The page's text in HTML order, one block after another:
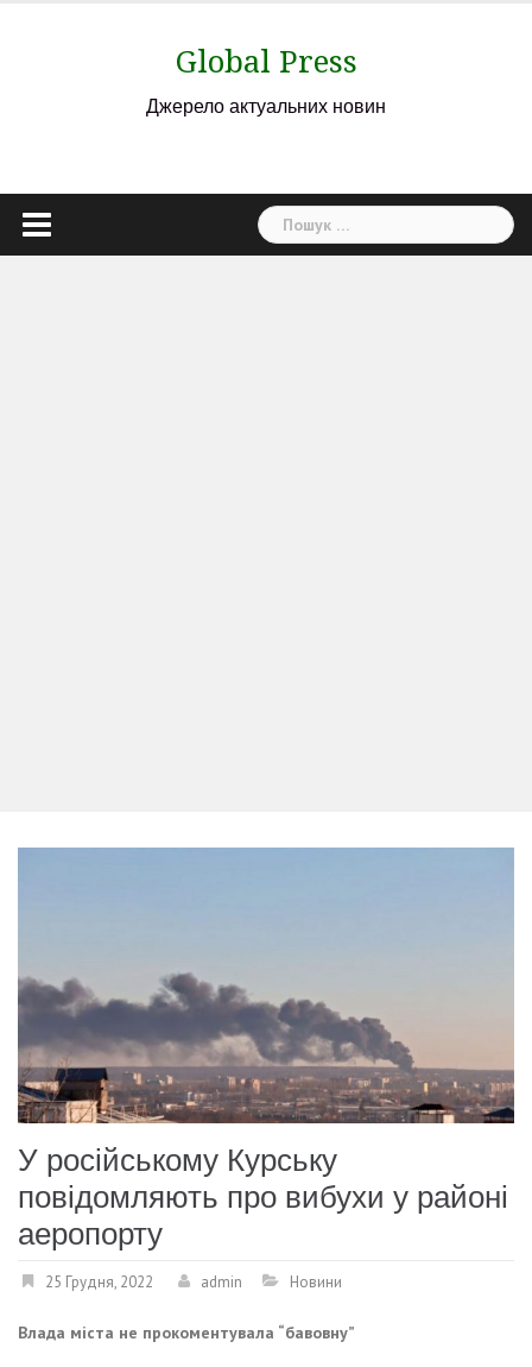
Global Press
Джерело актуальних новин
Пошук:
У російському Курську
повідомляють про вибухи у районі
аеропорту
25 Грудня, 2022 admin Новини
Влада міста не прокоментувала “бавовну”